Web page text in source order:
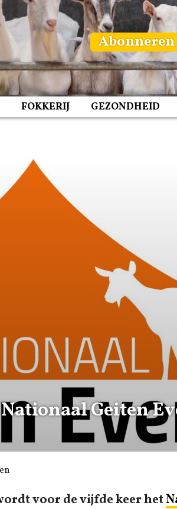
Abonneren
FOKKERIJ GEZONDHEID
Geiten
voor de vijfde keer het